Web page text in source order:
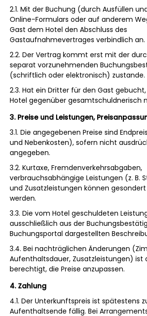
2.1. Mit der Buchung (durch Ausfüllen
Online-Formulars oder auf anderem
Gast dem Hotel den Abschluss des
Gastaufnahmevertrages verbindlich an.
2.2. Der Vertrag kommt erst mit der
separat vorzunehmenden
(schriftlich oder elektronisch) zustande.
2.3. Hat ein Dritter für den Gast
Hotel gegenüber gesamtschuldnerisch
3. Preise und Leistungen,
3.1. Die angegebenen Preise sind
und Nebenkosten), sofern nicht
angegeben.
3.2. Kurtaxe, Fremdenverkehrsabgaben,
verbrauchsabhängige Leistungen (z. B.
und Zusatzleistungen können
werden.
3.3. Die vom Hotel geschuldeten
ausschließlich aus der
Buchungsportal dargestellten
3.4. Bei nachträglichen Änderungen
Aufenthaltsdauer, Zusatzleistungen) ist
berechtigt, die Preise anzupassen.
4. Zahlung
4.1. Der Unterkunftspreis ist spätestens
Aufenthaltsende fällig. Bei